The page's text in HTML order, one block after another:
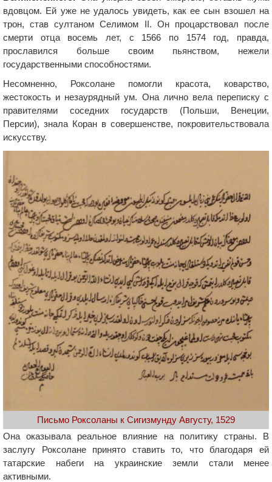
вдовцом. Ей уже не удалось увидеть, как ее сын взошел на
трон, став султаном Селимом II. Он процарствовал после
смерти отца восемь лет, с 1566 по 1574 год, правда,
прославился больше своим пьянством, нежели
государственными способностями.
Несомненно, Роксолане помогли красота, коварство,
жестокость и незаурядный ум. Она лично вела переписку с
правителями соседних государств (Польши, Венеции,
Персии), знала Коран в совершенстве, покровительствовала
искусству.
Письмо Роксоланы к Сигизмунду Августу, 1529
Она оказывала реальное влияние на политику страны. В
заслугу Роксолане принято ставить то, что благодаря ей
татарские набеги на украинские земли стали менее
активными.